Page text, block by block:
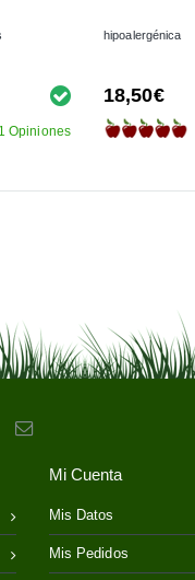
1 Opiniones
hipoalergénica
18,50€
Mi Cuenta
Mis Datos
Mis Pedidos